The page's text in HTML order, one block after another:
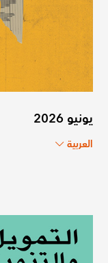
يونيو 2026
العربية